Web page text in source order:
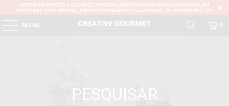
OFERTA DE PORTES A CLIENTES PARTICULARES PARA ENTREGAS STANDARD, EM
PORTUGAL CONTINENTAL, EM ENCOMENDAS DE VALOR IGUAL OU SUPERIOR A 75€
MENU 0
PESQUISAR